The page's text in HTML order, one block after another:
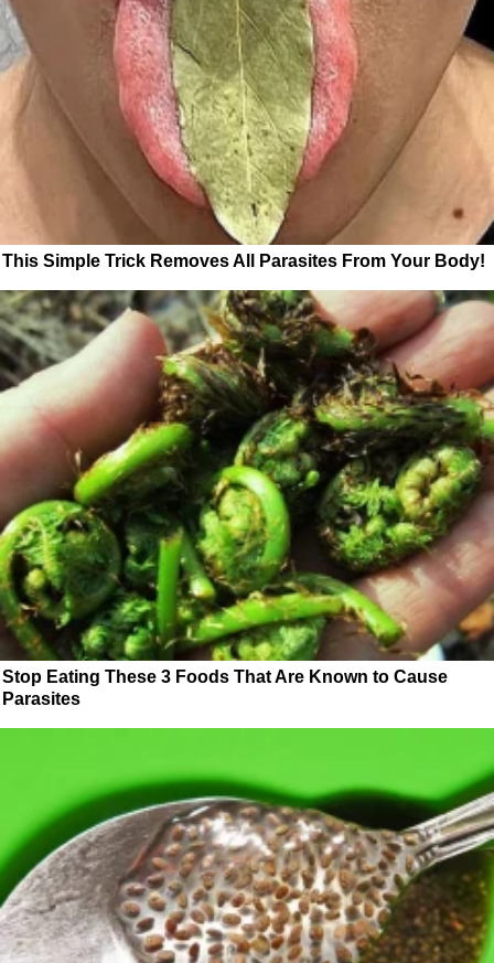
This Simple Trick Removes All Parasites From Your Body!
Stop Eating These 3 Foods That Are Known to Cause
Parasites